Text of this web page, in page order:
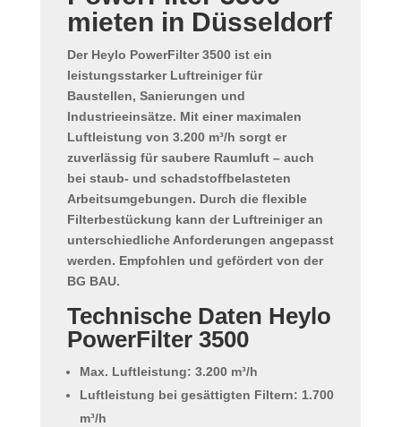
mieten in Düsseldorf
Der Heylo PowerFilter 3500ist ein
leistungsstarker Luftreiniger für
Baustellen, Sanierungen und
Industrieeinsätze. Mit einer maximalen
Luftleistung von 3.200 m³/h sorgt er
zuverlässig für saubere Raumluft – auch
bei staub- und schadstoffbelasteten
Arbeitsumgebungen. Durch die flexible
Filterbestückung kann der Luftreiniger an
unterschiedliche Anforderungen angepasst
werden. Empfohlen und gefördert von der
BG BAU.
Technische Daten Heylo
PowerFilter 3500
Max. Luftleistung: 3.200 m³/h
Luftleistung bei gesättigten Filtern: 1.700
m³/h